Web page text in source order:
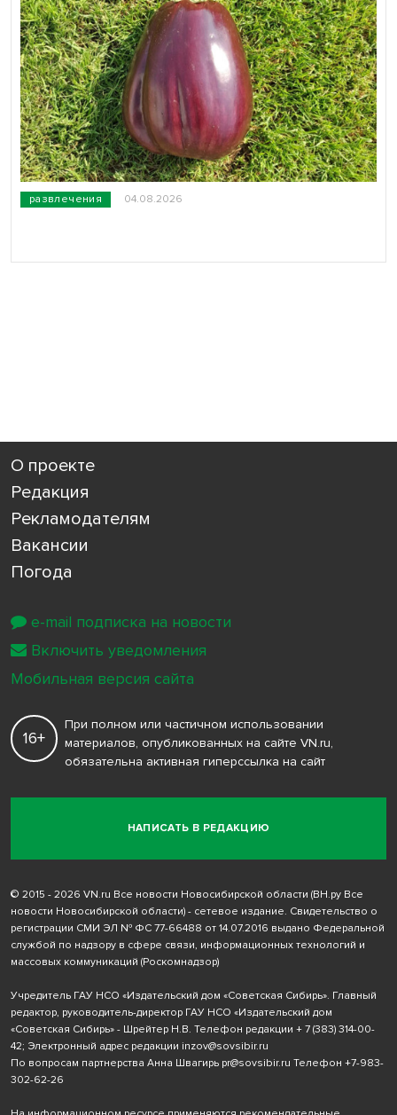
развлечения 04.08.2026
О проекте
Редакция
Рекламодателям
Вакансии
Погода
НАПИСАТЬ В РЕДАКЦИЮ
16+
При полном или частичном использовании
материалов, опубликованных на сайте VN.ru,
обязательна активная гиперссылка на сайт
© 2015 - 2026 VN.ru Все новости Новосибирской области (ВН.ру Все
новости Новосибирской области) - сетевое издание. Свидетельство о
регистрации СМИ ЭЛ № ФС 77-66488 от 14.07.2016 выдано Федеральной
службой по надзору в сфере связи, информационных технологий и
массовых коммуникаций (Роскомнадзор)
Учредитель ГАУ НСО «Издательский дом «Советская Сибирь». Главный
редактор, руководитель-директор ГАУ НСО «Издательский дом
«Советская Сибирь» - Шрейтер Н.В. Телефон редакции + 7 (383) 314-00-
42; Электронный адрес редакции inzov@sovsibir.ru
По вопросам партнерства Анна Швагирь pr@sovsibir.ru Телефон +7-983-
302-62-26
e-mail подписка на новости
Включить уведомления
Мобильная версия сайта